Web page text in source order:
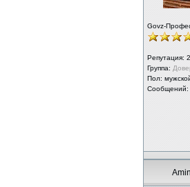
Govz-
Репутация:
Группа:
Пол:
Сообщений: